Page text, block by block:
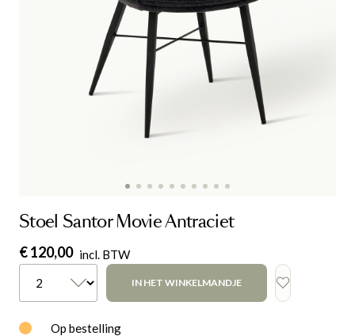
Stoel Santor Movie Antraciet
€ 120,00 incl. BTW
IN HET WINKELMANDJE
Op bestelling